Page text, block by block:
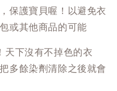
保護寶貝喔！以避免衣
或其他商品的可能
天下沒有不掉色的衣
多餘染劑清除之後就會